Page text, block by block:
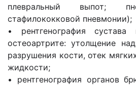
плевральный выпот;
стафилококковой пневмонии);
• рентгенография сустава
остеоартрите: утолщение
разрушения кости, отек
жидкости;
• рентгенография органов